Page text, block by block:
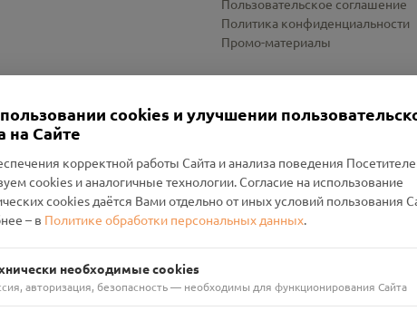
Пользовательское соглашение
Политика конфиденциальности
Промо-материалы
Проект Помним»
н Руднянский, г. Рудня, улица Западная, д. 26А, пом. 18
БАНК"
cookies и улучшении
на Сайте
корректной работы Сайта и анализа поведения
cookies и аналогичные технологии. Согласие на использование
cookies даётся Вами отдельно от иных условий пользования
– в Политике обработки персональных данных.
необходимые cookies
авторизация, безопасность — необходимы для функционирования Сайта